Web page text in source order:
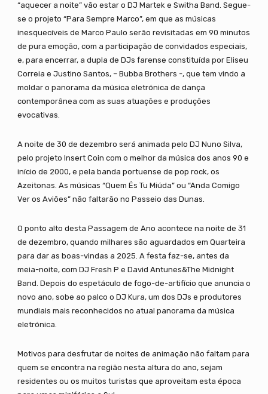
“aquecer a noite” vão estar o DJ Martek e Switha Band. Segue-
se o projeto “Para Sempre Marco”, em que as músicas
inesquecíveis de Marco Paulo serão revisitadas em 90 minutos
de pura emoção, com a participação de convidados especiais,
e, para encerrar, a dupla de DJs farense constituída por Eliseu
Correia e Justino Santos, – Bubba Brothers -, que tem vindo a
moldar o panorama da música eletrónica de dança
contemporânea com as suas atuações e produções
evocativas.
A noite de 30 de dezembro será animada pelo DJ Nuno Silva,
pelo projeto Insert Coin com o melhor da música dos anos 90 e
início de 2000, e pela banda portuense de pop rock, os
Azeitonas. As músicas “Quem És Tu Miúda” ou “Anda Comigo
Ver os Aviões” não faltarão no Passeio das Dunas.
O ponto alto desta Passagem de Ano acontece na noite de 31
de dezembro, quando milhares são aguardados em Quarteira
para dar as boas-vindas a 2025. A festa faz-se, antes da
meia-noite, com DJ Fresh P e David Antunes&The Midnight
Band. Depois do espetáculo de fogo-de-artifício que anuncia o
novo ano, sobe ao palco o DJ Kura, um dos DJs e produtores
mundiais mais reconhecidos no atual panorama da música
eletrónica.
Motivos para desfrutar de noites de animação não faltam para
quem se encontra na região nesta altura do ano, sejam
residentes ou os muitos turistas que aproveitam esta época